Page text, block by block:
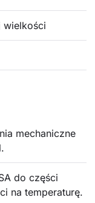
wielkości
mechaniczne
do części
na temperaturę.